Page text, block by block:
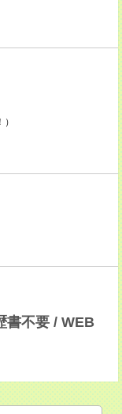
書不要 / WEB